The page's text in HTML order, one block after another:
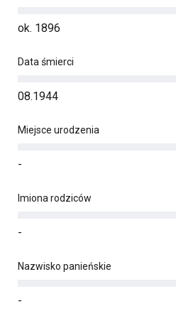
ok. 1896
Data śmierci
08.1944
Miejsce urodzenia
-
Imiona rodziców
-
Nazwisko panieńskie
-